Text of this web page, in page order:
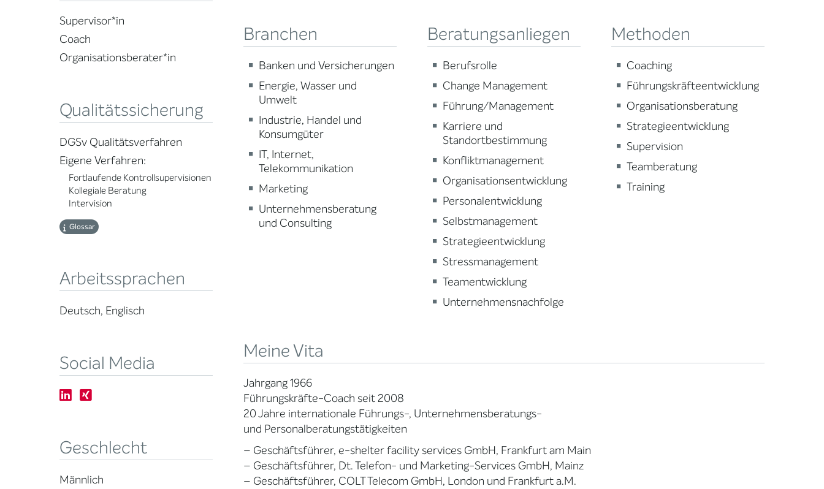
Supervisor*in
Coach
Organisationsberater*in
Qualitätssicherung
DGSv Qualitätsverfahren
Eigene Verfahren:
Fortlaufende Kontrollsupervisionen
Kollegiale Beratung
Intervision
Glossar
Arbeitssprachen
Deutsch, Englisch
Social Media
Geschlecht
Männlich
Branchen
Banken und Versicherungen
Energie, Wasser und
Umwelt
Industrie, Handel und
Konsumgüter
IT, Internet,
Telekommunikation
Marketing
Unternehmensberatung
und Consulting
Beratungsanliegen
Berufsrolle
Change Management
Führung/Management
Karriere und
Standortbestimmung
Konfliktmanagement
Organisationsentwicklung
Personalentwicklung
Selbstmanagement
Strategieentwicklung
Stressmanagement
Teamentwicklung
Unternehmensnachfolge
Methoden
Coaching
Führungskräfteentwicklung
Organisationsberatung
Strategieentwicklung
Supervision
Teamberatung
Training
Meine Vita
Jahrgang 1966
Führungskräfte-Coach seit 2008
20 Jahre internationale Führungs-, Unternehmensberatungs-
und Personalberatungstätigkeiten
– Geschäftsführer, e-shelter facility services GmbH, Frankfurt am Main
– Geschäftsführer, Dt. Telefon- und Marketing-Services GmbH, Mainz
– Geschäftsführer, COLT Telecom GmbH, London und Frankfurt a.M.